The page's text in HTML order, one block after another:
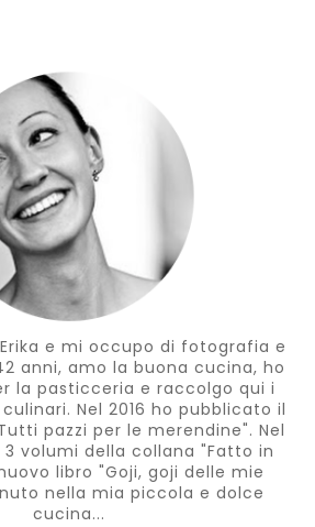
e mi occupo di fotografia e
anni, amo la buona cucina, ho
la pasticceria e raccolgo qui i
Nel 2016 ho pubblicato il
pazzi per le merendine". Nel
3 volumi della collana "Fatto in
libro "Goji, goji delle mie
nella mia piccola e dolce
cucina...